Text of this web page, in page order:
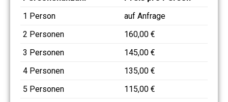
1 Person
auf Anfrage
2 Personen
160,00 €
3 Personen
145,00 €
4 Personen
135,00 €
5 Personen
115,00 €